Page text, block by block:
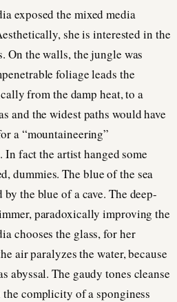
exposed the mixed media
she is interested in the
On the walls, the jungle was
foliage leads the
from the damp heat, to a
and the widest paths would have
a “mountaineering”
fact the artist hanged some
dummies. The blue of the sea
the blue of a cave. The deep-
paradoxically improving the
chooses the glass, for her
air paralyzes the water, because
abyssal. The gaudy tones cleanse
complicity of a sponginess